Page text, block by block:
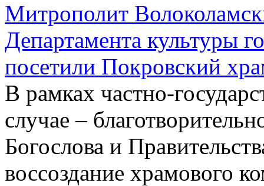
Митрополит
Департамента культуры
посетили Покровский
В рамках частно-
случае –
Богослова и
воссоздание храмового